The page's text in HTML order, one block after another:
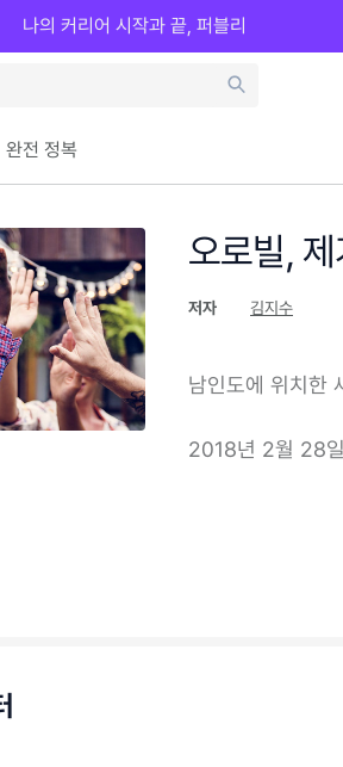
완전 정복
나의 커리어 시작과 끝, 퍼블리
오로빌,
저자 김지수
남인도에 위치한
2018년 2월 28